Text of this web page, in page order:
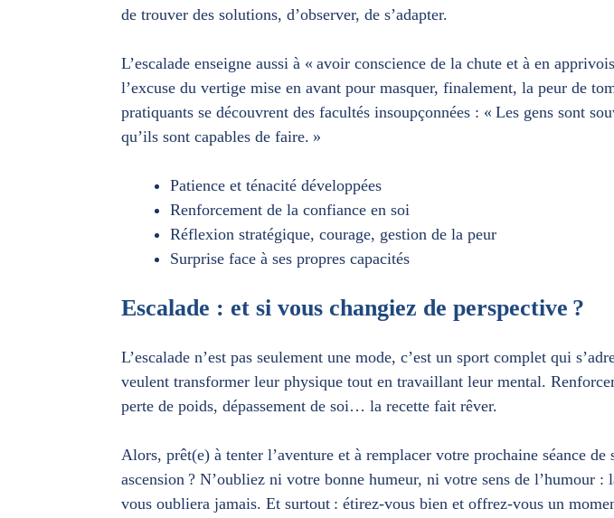
de trouver des solutions, d’observer, de s’adapter.
L’escalade enseigne aussi à « avoir conscience de la chute et à en
l’excuse du vertige mise en avant pour masquer, finalement, la peur de
pratiquants se découvrent des facultés insoupçonnées : « Les gens sont
qu’ils sont capables de faire. »
Patience et ténacité développées
Renforcement de la confiance en soi
Réflexion stratégique, courage, gestion de la peur
Surprise face à ses propres capacités
Escalade : et si vous changiez de perspective ?
L’escalade n’est pas seulement une mode, c’est un sport complet qui
veulent transformer leur physique tout en travaillant leur mental.
perte de poids, dépassement de soi… la recette fait rêver.
Alors, prêt(e) à tenter l’aventure et à remplacer votre prochaine séance de
ascension ? N’oubliez ni votre bonne humeur, ni votre sens de l’humour :
vous oubliera jamais. Et surtout : étirez-vous bien et offrez-vous un